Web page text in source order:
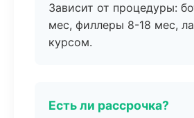
Зависит от процедуры:
мес, филлеры 8-18 мес,
курсом.
Есть ли рассрочка?